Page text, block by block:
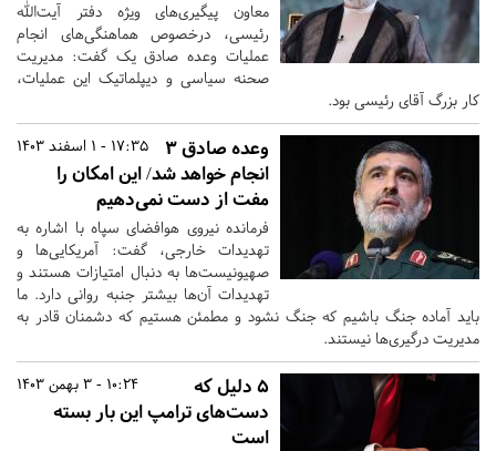
معاون پیگیری‌های ویژه دفتر آیت‌الله
رئیسی، درخصوص هماهنگی‌های انجام
عملیات وعده صادق یک گفت: مدیریت
صحنه سیاسی و دیپلماتیک این عملیات،
کار بزرگ آقای رئیسی بود.
17:35 - 1 اسفند 1403
وعده صادق ۳
انجام خواهد شد/ این امکان را
مفت از دست نمی‌دهیم
فرمانده نیروی هوافضای سپاه با اشاره به
تهدیدات خارجی، گفت: آمریکایی‌ها و
صهیونیست‌ها به دنبال امتیازات هستند و
تهدیدات آن‌ها بیشتر جنبه روانی دارد. ما
باید آماده جنگ باشیم که جنگ نشود و مطمئن هستیم که دشمنان قادر به
مدیریت درگیری‌ها نیستند.
10:24 - 3 بهمن 1403
۵ دلیل که
دست‌های ترامپ این بار بسته
است